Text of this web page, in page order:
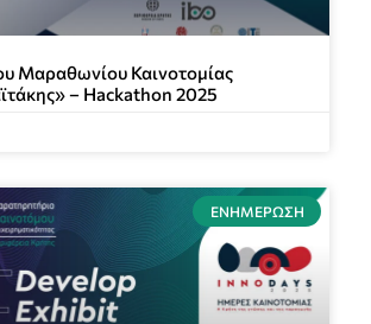
Μαραθωνίου Καινοτομίας
– Hackathon 2025
ΕΝΗΜΈΡΩΣΗ